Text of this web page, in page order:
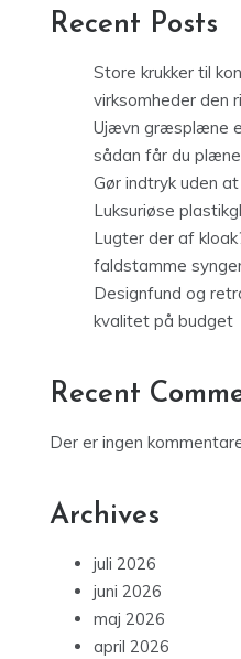
Recent Posts
Store krukker til
virksomheder den
Ujævn græsplæne
sådan får du
Gør indtryk uden
Luksuriøse
Lugter der af
faldstamme
Designfund og
kvalitet på budget
Recent
Der er ingen
Archives
juli 2026
juni 2026
maj 2026
april 2026